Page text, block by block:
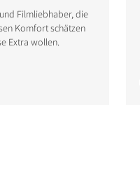
Filmliebhaber, die
Komfort schätzen
Extra wollen.